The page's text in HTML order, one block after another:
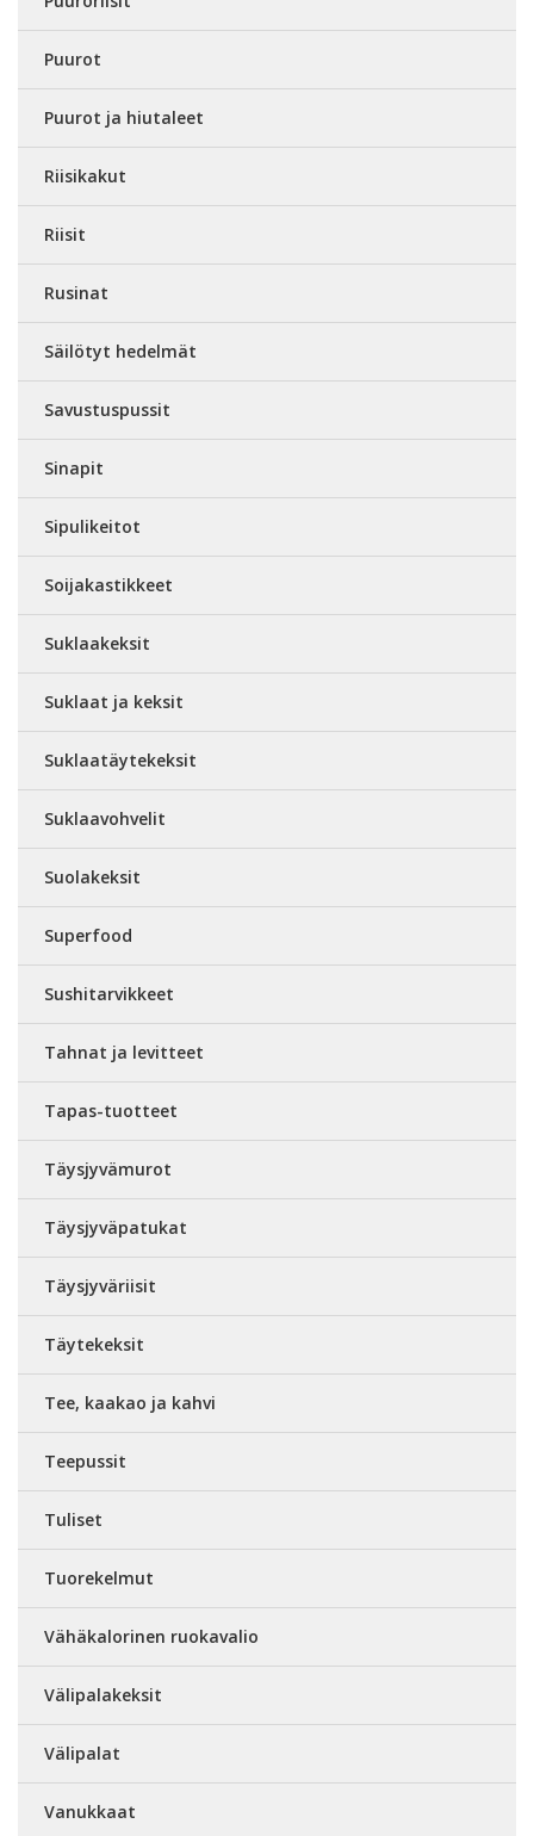
Puurot
Puurot ja hiutaleet
Riisikakut
Riisit
Rusinat
Säilötyt hedelmät
Savustuspussit
Sinapit
Sipulikeitot
Soijakastikkeet
Suklaakeksit
Suklaat ja keksit
Suklaatäytekeksit
Suklaavohvelit
Suolakeksit
Superfood
Sushitarvikkeet
Tahnat ja levitteet
Tapas-tuotteet
Täysjyvämurot
Täysjyväpatukat
Täysjyväriisit
Täytekeksit
Tee, kaakao ja kahvi
Teepussit
Tuliset
Tuorekelmut
Vähäkalorinen ruokavalio
Välipalakeksit
Välipalat
Vanukkaat